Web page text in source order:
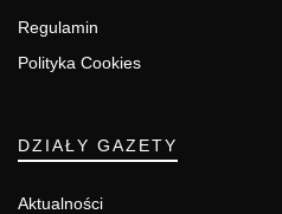
Regulamin
Polityka Cookies
DZIAŁY GAZETY
Aktualności